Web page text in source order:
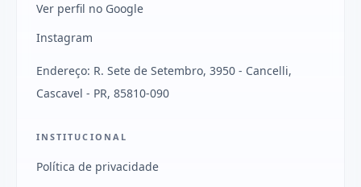
Ver perfil no Google
Instagram
Endereço: R. Sete de Setembro, 3950 - Cancelli,
Cascavel - PR, 85810-090
INSTITUCIONAL
Política de privacidade